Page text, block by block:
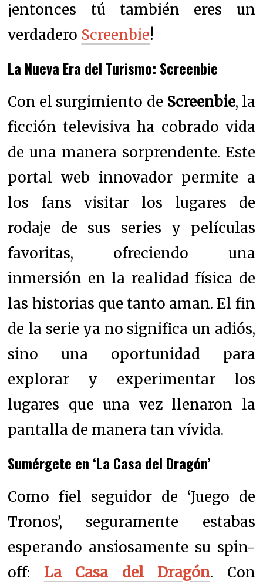
¡entonces tú también eres un
verdadero Screenbie!
La Nueva Era del Turismo: Screenbie
Con el surgimiento de Screenbie, la
ficción televisiva ha cobrado vida
de una manera sorprendente. Este
portal web innovador permite a
los fans visitar los lugares de
rodaje de sus series y películas
favoritas, ofreciendo una
inmersión en la realidad física de
las historias que tanto aman. El fin
de la serie ya no significa un adiós,
sino una oportunidad para
explorar y experimentar los
lugares que una vez llenaron la
pantalla de manera tan vívida.
Sumérgete en ‘La Casa del Dragón’
Como fiel seguidor de ‘Juego de
Tronos’, seguramente estabas
esperando ansiosamente su spin-
off: La Casa del Dragón. Con